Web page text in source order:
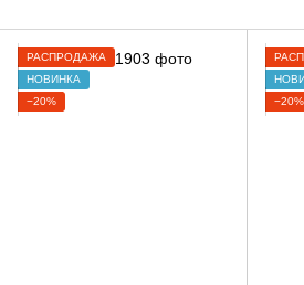
РАСПРОДАЖА
НОВИНКА
−20%
−20%